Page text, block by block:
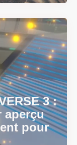
3 :
aperçu
pour